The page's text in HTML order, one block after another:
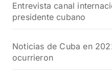
Entrevista canal
presidente cubano
Noticias de Cuba en
ocurrieron